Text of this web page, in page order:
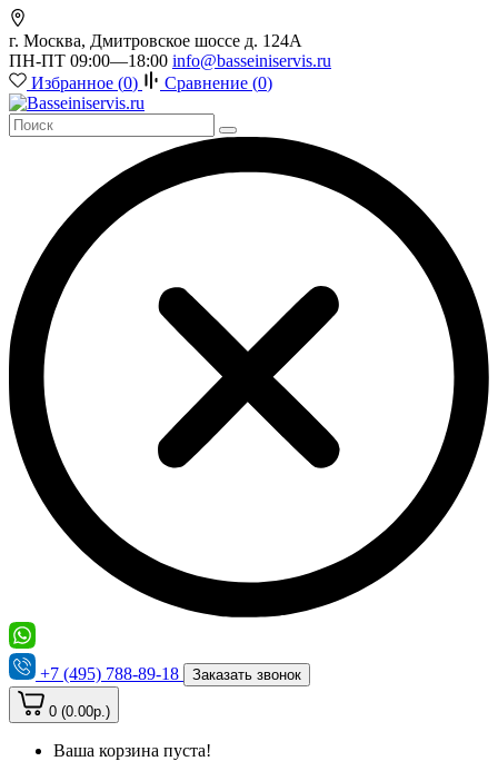
г. Москва, Дмитровское шоссе д. 124А
ПН-ПТ 09:00—18:00 info@basseiniservis.ru
Избранное (0) Сравнение (0)
+7 (495) 788-89-18 Заказать звонок
0 (0.00р.)
Ваша корзина пуста!